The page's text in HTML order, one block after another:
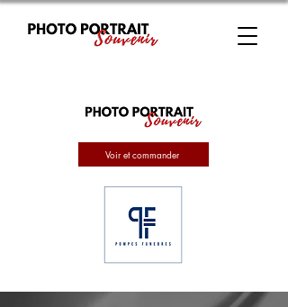
Voir et commander